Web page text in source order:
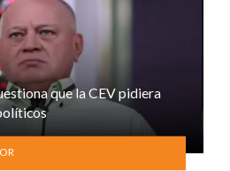
que la CEV pidiera